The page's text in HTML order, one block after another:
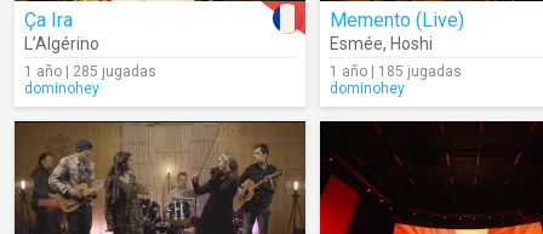
Ça Ira
L’Algérino
1 año | 285 jugadas
dominohey
Memento (Live)
Esmée, Hoshi
1 año | 185 jugadas
dominohey